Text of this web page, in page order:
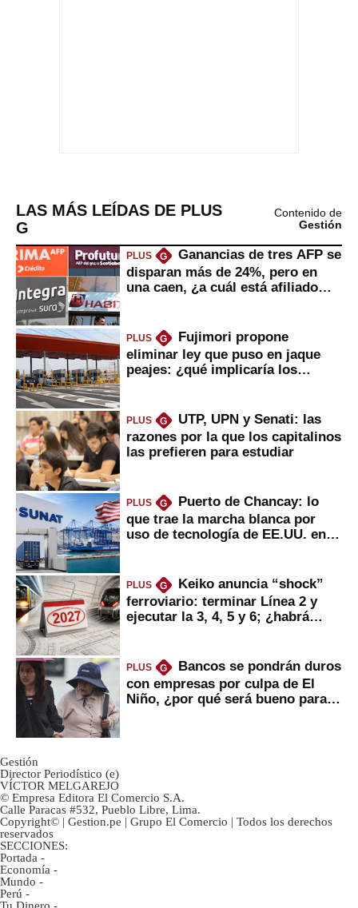
LAS MÁS LEÍDAS DE PLUS
G
Contenido de
Gestión
PLUS G
Ganancias de tres AFP se
disparan más de 24%, pero en
una caen, ¿a cuál está afiliado
PLUS G
Fujimori propone
eliminar ley que puso en jaque
peajes: ¿qué implicaría los
PLUS G
UTP, UPN y Senati: las
razones por la que los capitalinos
las prefieren para estudiar
PLUS G
Puerto de Chancay: lo
que trae la marcha blanca por
uso de tecnología de EE.UU. en
PLUS G
Keiko anuncia “shock”
ferroviario: terminar Línea 2 y
ejecutar la 3, 4, 5 y 6; ¿habrá
PLUS G
Bancos se pondrán duros
con empresas por culpa de El
Niño, ¿por qué será bueno para
Gestión
Director Periodístico (e)
VÍCTOR MELGAREJO
© Empresa Editora El Comercio S.A.
Calle Paracas #532, Pueblo Libre, Lima.
Copyright© | Gestion.pe | Grupo El Comercio | Todos los derechos
reservados
SECCIONES:
Portada -
Economía -
Mundo -
Perú -